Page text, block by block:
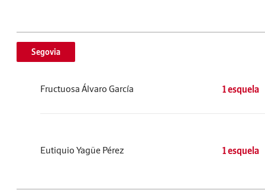
Segovia
Fructuosa Álvaro García 1 esquela
Eutiquio Yagüe Pérez 1 esquela